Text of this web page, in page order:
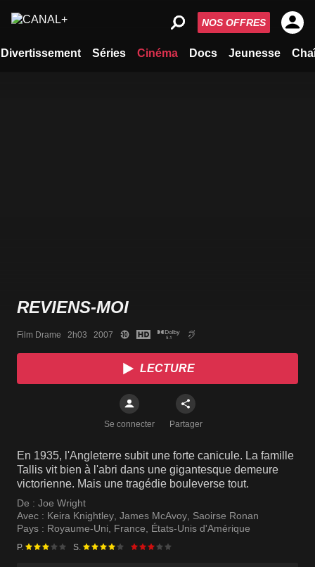
Divertissement Séries Cinéma Docs Jeunesse
NOS OFFRES
REVIENS-MOI
Film Drame   2h03   2007
LECTURE
Se connecter Partager
En 1935, l'Angleterre subit une forte canicule. La famille
Tallis vit bien à l'abri dans une gigantesque demeure
victorienne. Mais une tragédie bouleverse tout.
De : Joe Wright
Avec : Keira Knightley James McAvoy Saoirse Ronan
Pays : Royaume-Uni France États-Unis d'Amérique
P. S.